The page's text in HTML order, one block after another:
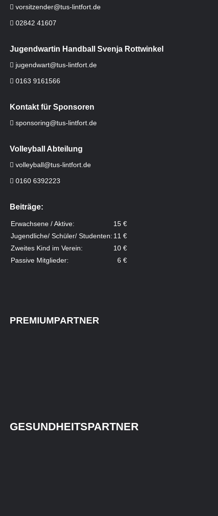
vorsitzender@tus-lintfort.de
02842 41607
Jugendwartin Handball Svenja Rottwinkel
jugendwart@tus-lintfort.de
0163 9161566
Kontakt für Sponsoren
sponsoring@tus-lintfort.de
Volleyball Abteilung
volleyball@tus-lintfort.de
0160 6392223
Beiträge:
Erwachsene / Aktive:
15 €
Jugendliche/ Schüler/ Studenten: 11 €
Zweites Kind im Verein:
10 €
Passive Mitglieder:
6 €
PREMIUMPARTNER
GESUNDHEITSPARTNER